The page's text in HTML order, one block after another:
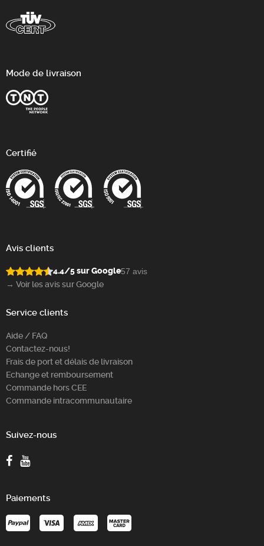
Mode de livraison
Certifié
Avis clients
4.4/5 sur Google57 avis
→ Voir les avis sur Google
Service clients
Aide / FAQ
Contactez-nous!
Frais de port et délais de livraison
Echange et remboursement
Commande hors CEE
Commande intracommunautaire
Suivez-nous
Paiements